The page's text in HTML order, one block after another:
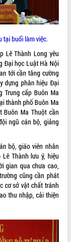
tại buổi làm việc.
Lê Thành Long yêu
Đại học Luật Hà Nội
tới cần tăng cường
dựng phân hiệu Đại
Trung cấp Buôn Ma
thành phố Buôn Ma
Buôn Ma Thuột cần
ngũ cán bộ, giảng
bộ, giáo viên nhân
Thành lưu ý, hiệu
gian qua chưa cao,
cũng cần phát
cơ sở vật chất tránh
thu nhập, cải thiện